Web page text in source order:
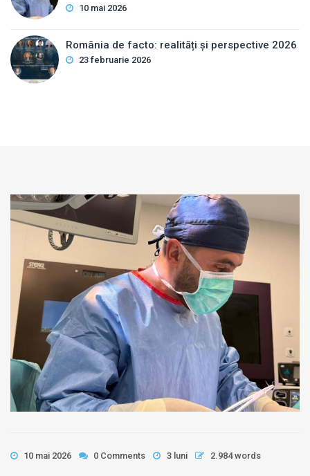
10 mai 2026
România de facto: realități și perspective 2026
23 februarie 2026
10 mai 2026 0 Comments 3 luni 2.984 words